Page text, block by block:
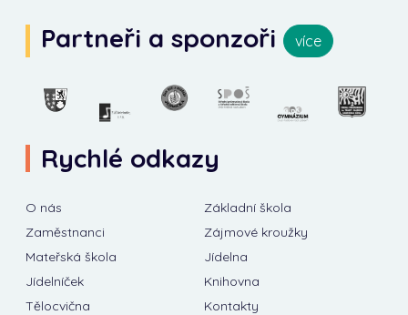
Partneři a sponzoři více
Rychlé odkazy
O nás
Základní škola
Zaměstnanci
Zájmové kroužky
Mateřská škola
Jídelna
Jídelníček
Knihovna
Tělocvična
Kontakty